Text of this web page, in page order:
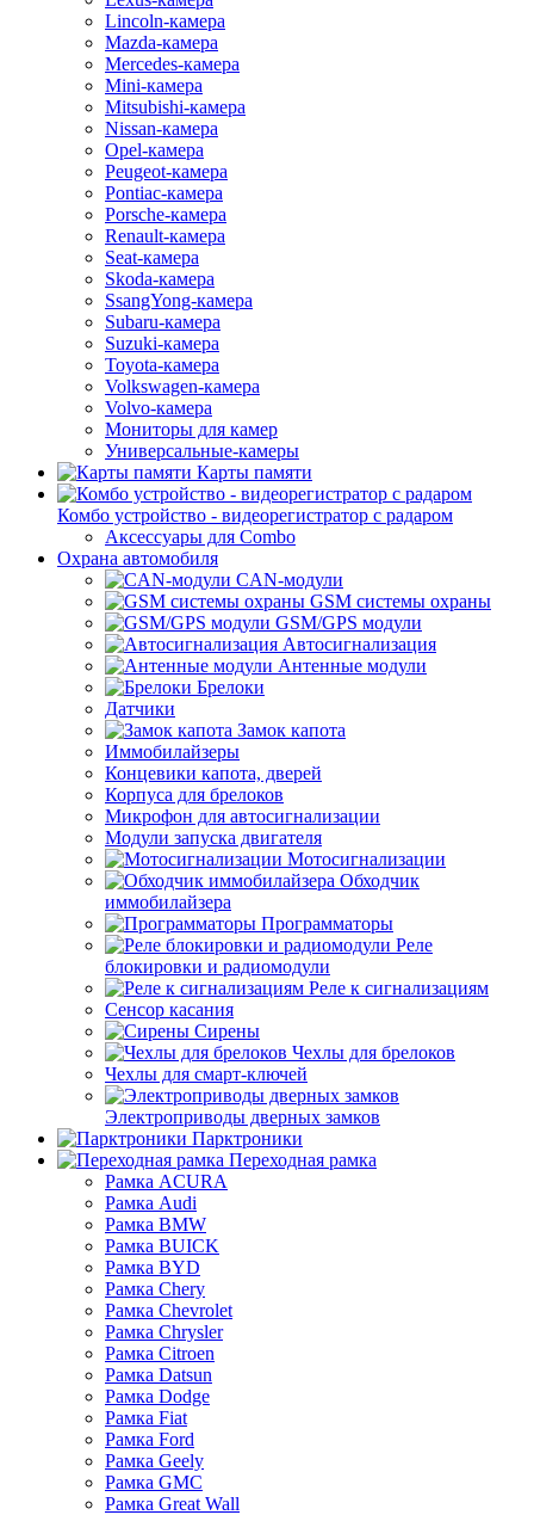
Lincoln-камера
Mazda-камера
Mercedes-камера
Mini-камера
Mitsubishi-камера
Nissan-камера
Opel-камера
Peugeot-камера
Pontiac-камера
Porsche-камера
Renault-камера
Seat-камера
Skoda-камера
SsangYong-камера
Subaru-камера
Suzuki-камера
Toyota-камера
Volkswagen-камера
Volvo-камера
Мониторы для камер
Универсальные-камеры
Карты памяти
Комбо устройство - видеорегистратор с радаром
Аксессуары для Combo
Охрана автомобиля
CAN-модули
GSM системы охраны
GSM/GPS модули
Автосигнализация
Антенные модули
Брелоки
Датчики
Замок капота
Иммобилайзеры
Концевики капота, дверей
Корпуса для брелоков
Микрофон для автосигнализации
Модули запуска двигателя
Мотосигнализации
Обходчик
иммобилайзера
Программаторы
Реле
блокировки и радиомодули
Реле к сигнализациям
Сенсор касания
Сирены
Чехлы для брелоков
Чехлы для смарт-ключей
Электроприводы дверных замков
Парктроники
Переходная рамка
Рамка ACURA
Рамка Audi
Рамка BMW
Рамка BUICK
Рамка BYD
Рамка Chery
Рамка Chevrolet
Рамка Chrysler
Рамка Citroen
Рамка Datsun
Рамка Dodge
Рамка Fiat
Рамка Ford
Рамка Geely
Рамка GMC
Рамка Great Wall